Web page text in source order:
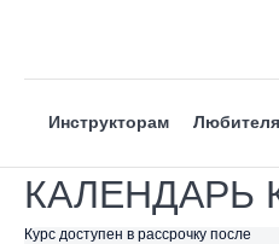
Инструкторам
КАЛЕНДАРЬ
Курс доступен в рассрочку после
ФИЛЬТР
ВИД СПОРТА
Я ХОЧУ